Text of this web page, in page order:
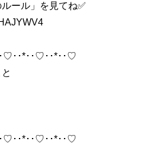
ール」を見てね✅
♡･･*･･♡･･*･･♡
♡･･*･･♡･･*･･♡